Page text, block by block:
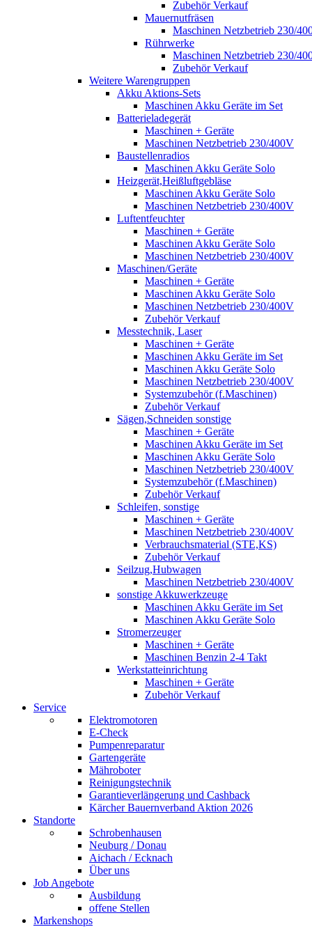
Zubehör Verkauf
Mauernutfräsen
Maschinen Netzbetrieb 230/
Rührwerke
Maschinen Netzbetrieb 230/
Zubehör Verkauf
Weitere Warengruppen
Akku Aktions-Sets
Maschinen Akku Geräte im Set
Batterieladegerät
Maschinen + Geräte
Maschinen Netzbetrieb 230/400V
Baustellenradios
Maschinen Akku Geräte Solo
Heizgerät,Heißluftgebläse
Maschinen Akku Geräte Solo
Maschinen Netzbetrieb 230/400V
Luftentfeuchter
Maschinen + Geräte
Maschinen Akku Geräte Solo
Maschinen Netzbetrieb 230/400V
Maschinen/Geräte
Maschinen + Geräte
Maschinen Akku Geräte Solo
Maschinen Netzbetrieb 230/400V
Zubehör Verkauf
Messtechnik, Laser
Maschinen + Geräte
Maschinen Akku Geräte im Set
Maschinen Akku Geräte Solo
Maschinen Netzbetrieb 230/400V
Systemzubehör (f.Maschinen)
Zubehör Verkauf
Sägen,Schneiden sonstige
Maschinen + Geräte
Maschinen Akku Geräte im Set
Maschinen Akku Geräte Solo
Maschinen Netzbetrieb 230/400V
Systemzubehör (f.Maschinen)
Zubehör Verkauf
Schleifen, sonstige
Maschinen + Geräte
Maschinen Netzbetrieb 230/400V
Verbrauchsmaterial (STE,KS)
Zubehör Verkauf
Seilzug,Hubwagen
Maschinen Netzbetrieb 230/400V
sonstige Akkuwerkzeuge
Maschinen Akku Geräte im Set
Maschinen Akku Geräte Solo
Stromerzeuger
Maschinen + Geräte
Maschinen Benzin 2-4 Takt
Werkstatteinrichtung
Maschinen + Geräte
Zubehör Verkauf
Service
Elektromotoren
E-Check
Pumpenreparatur
Gartengeräte
Mähroboter
Reinigungstechnik
Garantieverlängerung und Cashback
Kärcher Bauernverband Aktion 2026
Standorte
Schrobenhausen
Neuburg / Donau
Aichach / Ecknach
Über uns
Job Angebote
Ausbildung
offene Stellen
Markenshops